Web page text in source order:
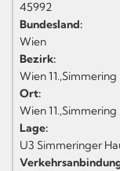
45992
Bundesland:
Wien
Bezirk:
Wien 11.,Simmering
Ort:
Wien 11.,Simmering
Lage:
U3 Simmeringer